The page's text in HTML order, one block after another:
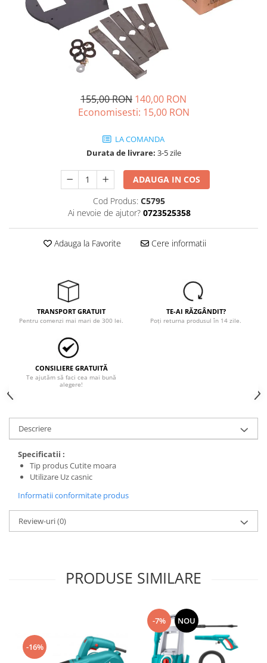
Echere si compasuri
Nivele
Rulete si metre
Masini de gaurit si insurubat
Masini de slefuit si rindeluit
Masini multifunctionale
Polizoare unghiulare
Suflante aer cald si aspiratoare
Salopetă cu pieptar
îmbrăcăminte unică folosinţă
Industria Alimentară
Accesorii industria alimentară
Accesorii rezistente la flacără
Combinezoane
Pantaloni
îmbrăcăminte pentru damă
Rezistent la flacăra
îmbrăcăminte asistente/doctori
îmbrăcăminte bucătari
îmbrăcăminte de lucru
înaltă vizibilitate hi-vis
Hanorace
Pantaloni
Pantaloni scurti
Salopetă cu pieptar
Veste
155,00 RON 140,00 RON
Economisesti: 15,00 RON
LA COMANDA
Durata de livrare: 3-5 zile
ADAUGA IN COS
Cod Produs: C5795
Ai nevoie de ajutor? 0723525358
Adauga la Favorite Cere informatii
TRANSPORT GRATUIT
Pentru comenzi mai mari de 300 lei.
TE-AI RĂZGÂNDIT?
Poți returna produsul în 14 zile.
CONSILIERE GRATUITĂ
Te ajutăm să faci cea mai bună
alegere!
Descriere
Specificatii :
Tip produs Cutite moara
Utilizare Uz casnic
Informatii conformitate produs
Review-uri(0)
PRODUSE SIMILARE
-16%
-7% NOU